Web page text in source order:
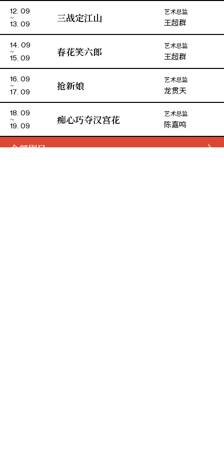
演期二 小册子
12. 09
13. 09
三战定江山 艺术总监
王超群
14. 09
15. 09
春花笑六郎 艺术总监
王超群
16. 09
17. 09
抢新娘 艺术总监
龙贯天
18. 09
19. 09
痴心巧夺汉宫花 艺术总监
陈嘉鸣
全部剧目